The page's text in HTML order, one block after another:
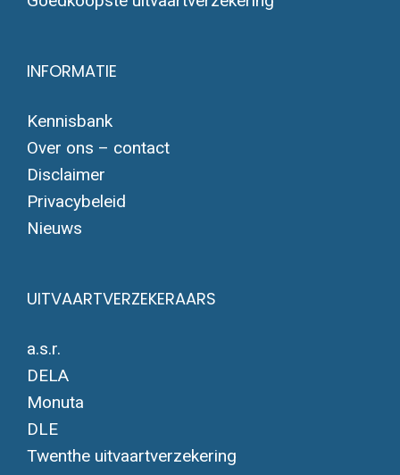
INFORMATIE
Kennisbank
Over ons – contact
Disclaimer
Privacybeleid
Nieuws
UITVAARTVERZEKERAARS
a.s.r.
DELA
Monuta
DLE
Twenthe uitvaartverzekering